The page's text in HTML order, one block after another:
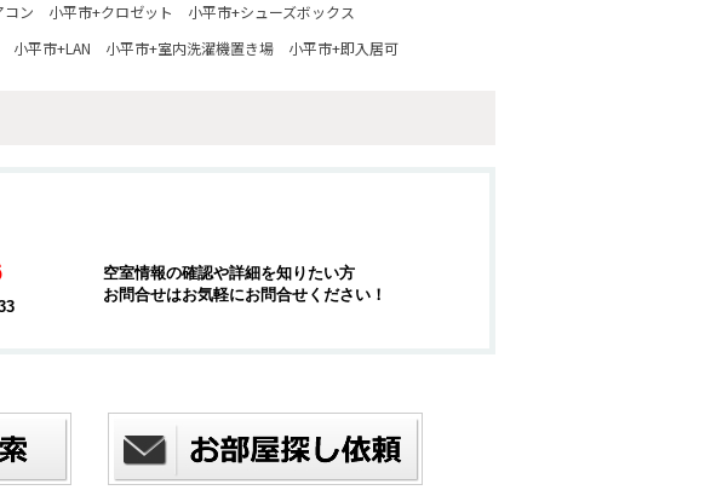
コン 小平市+クロゼット
小平市+シューズボックス
小平市+LAN 小平市+室内洗濯機置き場 小平市+即入居可
空室情報の確認や詳細を知りたい方
お問合せはお気軽にお問合せください！